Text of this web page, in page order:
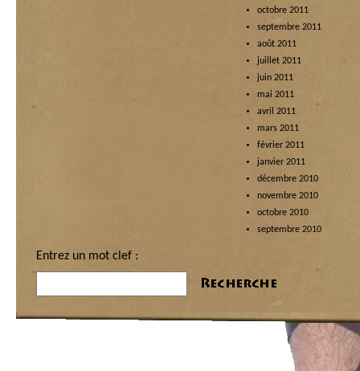
octobre 2011
septembre 2011
août 2011
juillet 2011
juin 2011
mai 2011
avril 2011
mars 2011
février 2011
janvier 2011
décembre 2010
novembre 2010
octobre 2010
septembre 2010
Entrez un mot clef :